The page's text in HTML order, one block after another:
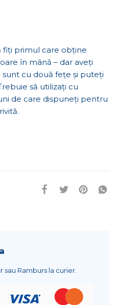
fiți primul care obține
în mână – dar aveți
cu două fețe și puteți
să utilizați cu
de care dispuneți pentru
potrivită.
sau Ramburs la curier.